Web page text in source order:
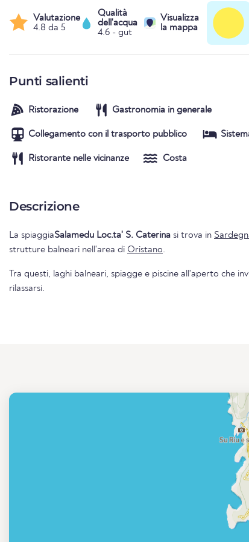
Valutazione
4.8 da 5
Qualità
dell'acqua
4.6 - gut
Visualizza
la mappa
Punti salienti
Ristorazione Gastronomia in generale
Collegamento con il trasporto pubblico
Ristorante nelle vicinanze Costa
Descrizione
La spiaggiaSalamedu Loc.ta' S. Caterina si trova in
strutture balneari nell'area di Oristano.
Tra questi, laghi balneari, spiagge e piscine all'aperto che
rilassarsi.